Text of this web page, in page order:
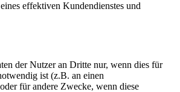
effektiven Kundendienstes und
der Nutzer an Dritte nur, wenn dies für
ist (z.B. an einen
für andere Zwecke, wenn diese